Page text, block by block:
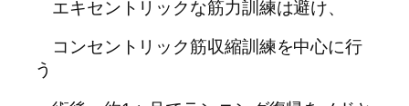
エキセントリックな筋力訓練は避け、
コンセントリック筋収縮訓練を中心に行
う